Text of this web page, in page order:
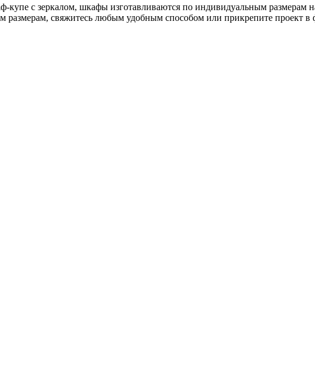
купе с зеркалом, шкафы изготавливаются по индивидуальным размерам
размерам, свяжитесь любым удобным способом или прикрепите проект в